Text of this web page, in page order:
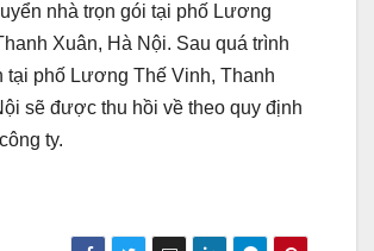
nhà trọn gói tại phố Lương
Xuân, Hà Nội. Sau quá trình
tại phố Lương Thế Vinh, Thanh
sẽ được thu hồi về theo quy định
ty.